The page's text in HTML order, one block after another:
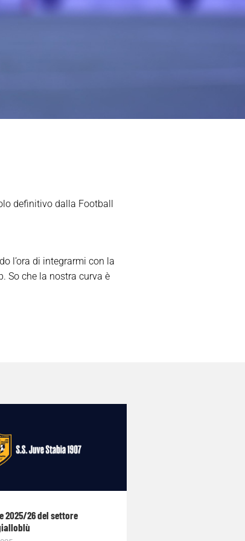
definitivo dalla Football
l’ora di integrarmi con la
So che la nostra curva è
2025/26 del settore